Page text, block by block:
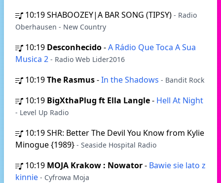
10:19SHABOOZEY|A BAR SONG (TIPSY) - Radio
Oberhausen - New Country
10:19 Desconhecido-A Rádio Que Toca A Sua
Musica 2 - Radio Web Lider2016
10:19The Rasmus-In the Shadows - Bandit Rock
10:19 BigXthaPlug ft Ella Langle- Hell At Night
- Level Up Radio
10:19SHR: Better The Devil You Know from Kylie
Minogue {1989} - Seaside Hospital Radio
10:19 MOJA Krakow : Nowator- Bawie sie lato z
kinnie - Cyfrowa Moja